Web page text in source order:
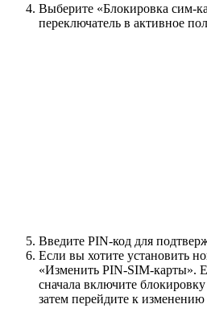
Выберите «Блокировка сим-
переключатель в активное
Введите PIN-код для
Если вы хотите установить
«Изменить PIN-SIM-карты».
сначала включите
затем перейдите к изменению